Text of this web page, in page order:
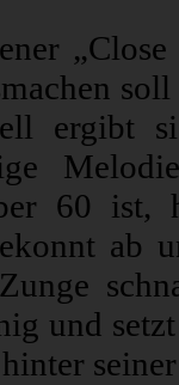
ergibt
60 ist,
ab
und